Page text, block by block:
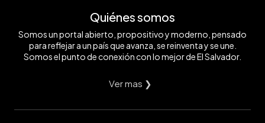
Quiénes somos
Somos un portal abierto, propositivo y moderno, pensado
para reflejar a un país que avanza, se reinventa y se une.
Somos el punto de conexión con lo mejor de El Salvador.
Ver mas ❯